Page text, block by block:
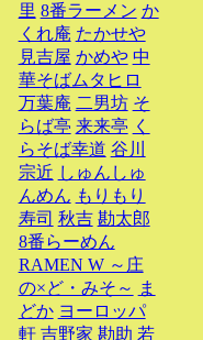
里 8番ラーメン か
くれ庵 たかせや
見吉屋 かめや 中
華そばムタヒロ
万葉庵 二男坊 そ
らば亭 来来亭 く
らそば幸道 谷川
宗近 しゅんしゅ
んめん もりもり
寿司 秋吉 勘太郎
8番らーめん
RAMEN W ～庄
の×ど・みそ～ ま
どか ヨーロッパ
軒 吉野家 勘助 若